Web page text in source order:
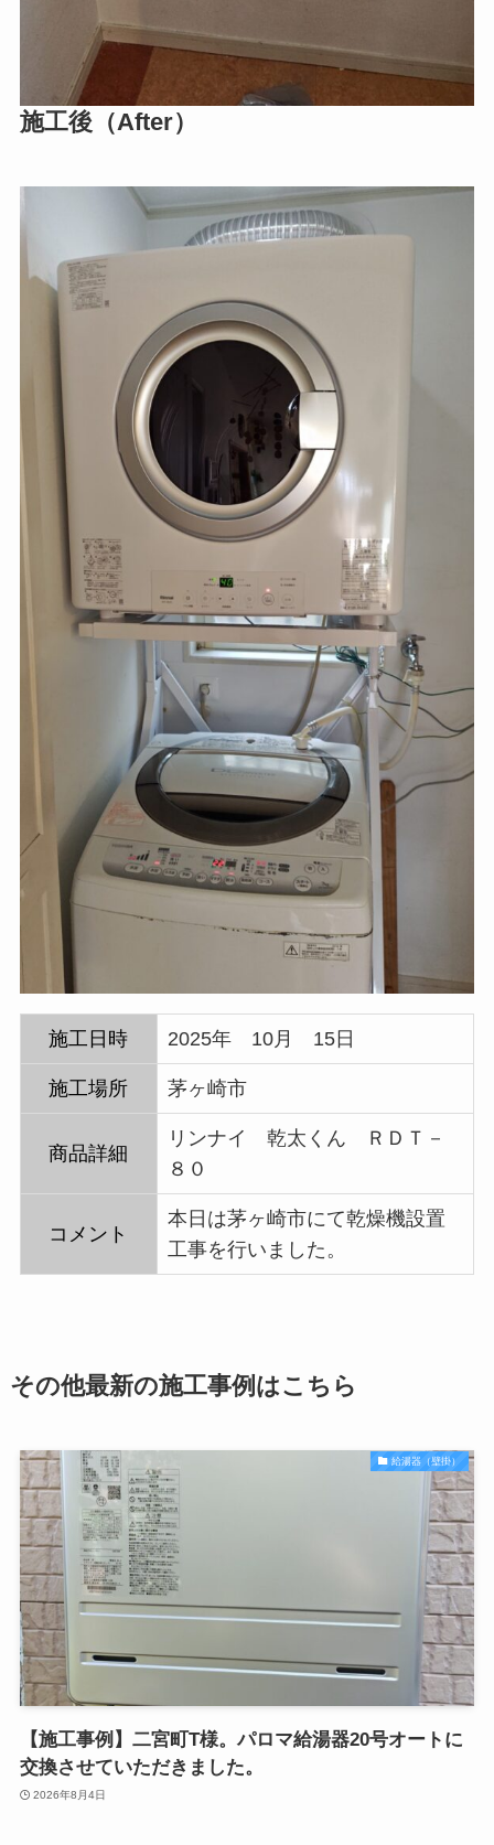
施工後（After）
施工日時 2025年 10月 15日
施工場所 茅ヶ崎市
商品詳細
リンナイ 乾太くん ＲＤＴ－
８０
コメント
本日は茅ヶ崎市にて乾燥機設置
工事を行いました。
その他最新の施工事例はこちら
給湯器（壁掛）
【施工事例】二宮町T様。パロマ給湯器20号オートに
交換させていただきました。
2026年8月4日